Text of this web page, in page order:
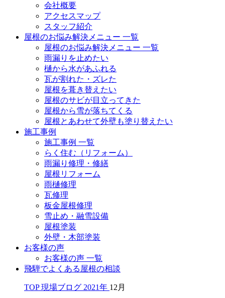
会社概要
アクセスマップ
スタッフ紹介
屋根のお悩み解決メニュー 一覧
屋根のお悩み解決メニュー 一覧
雨漏りを止めたい
樋から水があふれる
瓦が割れた・ズレた
屋根を葺き替えたい
屋根のサビが目立ってきた
屋根から雪が落ちてくる
屋根とあわせて外壁も塗り替えたい
施工事例
施工事例 一覧
らく住む（リフォーム）
雨漏り修理・修繕
屋根リフォーム
雨樋修理
瓦修理
板金屋根修理
雪止め・融雪設備
屋根塗装
外壁・木部塗装
お客様の声
お客様の声 一覧
飛騨でよくある屋根の相談
TOP 現場ブログ 2021年 12月